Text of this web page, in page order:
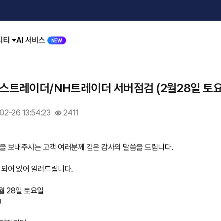
티 AI 서비스 NEW
트레이더/NH트레이더 서버점검 (2월28일 토
26 13:54:23 2411
보내주시는 고객 여러분께 깊은 감사의 말씀을 드립니다.
어 있어 알려드립니다.
28일 토요일